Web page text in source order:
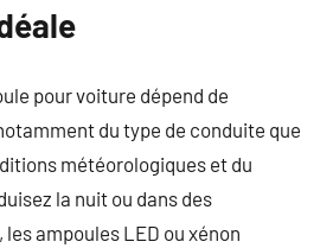
pour voiture dépend de
du type de conduite que
météorologiques et du
la nuit ou dans des
ampoules LED ou xénon